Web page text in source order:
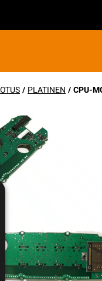
/ PLATINEN / CPU-